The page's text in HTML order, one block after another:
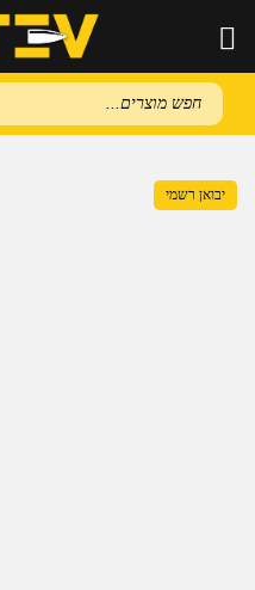
Products
search
יבואן רשמי